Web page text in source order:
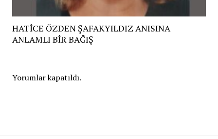
HATİCE ÖZDEN ŞAFAKYILDIZ ANISINA
ANLAMLI BİR BAĞIŞ
Yorumlar kapatıldı.